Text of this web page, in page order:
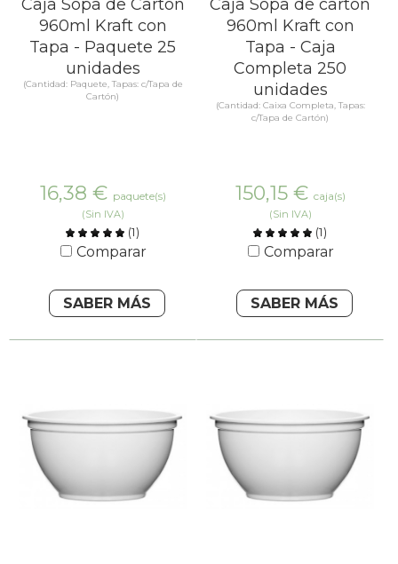
Caja Sopa de Cartón
960ml Kraft con
Tapa - Paquete 25
unidades
(Cantidad: Paquete, Tapas: c/Tapa de
Cartón)
16,38 € paquete(s)
(Sin IVA)
(1)
Comparar
SABER MÁS
Caja Sopa de cartón
960ml Kraft con
Tapa - Caja
Completa 250
unidades
(Cantidad: Caixa Completa, Tapas:
c/Tapa de Cartón)
150,15 € caja(s)
(Sin IVA)
(1)
Comparar
SABER MÁS